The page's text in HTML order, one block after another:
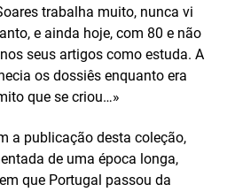
trabalha muito, nunca vi
e ainda hoje, com 80 e não
seus artigos como estuda. A
os dossiês enquanto era
que se criou…»
a publicação desta coleção,
de uma época longa,
que Portugal passou da